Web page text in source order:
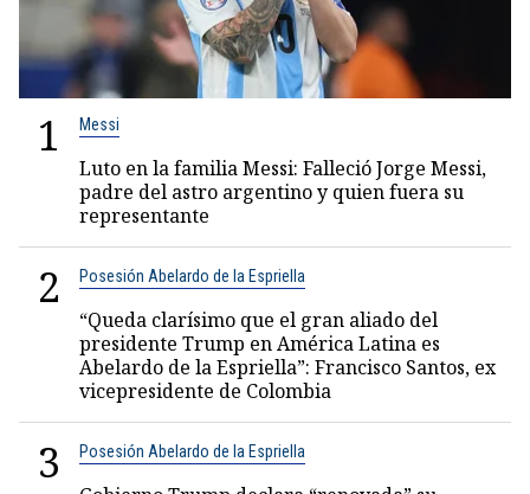
1 Messi
Luto en la familia Messi: Falleció Jorge Messi,
padre del astro argentino y quien fuera su
representante
2 Posesión Abelardo de la Espriella
“Queda clarísimo que el gran aliado del
presidente Trump en América Latina es
Abelardo de la Espriella”: Francisco Santos, ex
vicepresidente de Colombia
3 Posesión Abelardo de la Espriella